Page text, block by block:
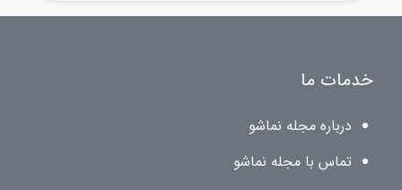
خدمات ما
درباره مجله نماشو
تماس با مجله نماشو